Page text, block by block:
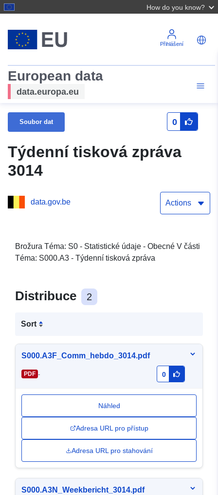
How do you know?
Přihlášení
European data
data.europa.eu
Soubor dat 0
Týdenní tisková zpráva
3014
data.gov.be Actions
Brožura Téma: S0 - Statistické údaje - Obecné V části
Téma: S000.A3 - Týdenní tisková zpráva
Distribuce 2
Sort
S000.A3F_Comm_hebdo_3014.pdf
PDF - 0
Náhled
Adresa URL pro přístup
Adresa URL pro stahování
S000.A3N_Weekbericht_3014.pdf